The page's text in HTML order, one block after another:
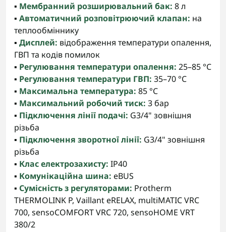
▪️ Мембранний розширювальний бак: 8 л
▪️ Автоматичний розповітрюючий клапан: на
теплообміннику
▪️ Дисплей: відображення температури опалення,
ГВП та кодів помилок
▪️ Регулювання температури опалення: 25–85 °C
▪️ Регулювання температури ГВП: 35–70 °C
▪️ Максимальна температура: 85 °C
▪️ Максимальний робочий тиск: 3 бар
▪️ Підключення лінії подачі: G3/4" зовнішня
різьба
▪️ Підключення зворотної лінії: G3/4" зовнішня
різьба
▪️ Клас електрозахисту: IP40
▪️ Комунікаційна шина: eBUS
▪️ Сумісність з регуляторами: Protherm
THERMOLINK P, Vaillant eRELAX, multiMATIC VRC
700, sensoCOMFORT VRC 720, sensoHOME VRT
380/2